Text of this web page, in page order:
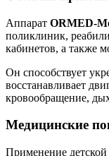
Аппарат ORMED-
поликлиник,
кабинетов, а также
Он способствует
восстанавливает
кровообращение,
Медицинские
Применение детской